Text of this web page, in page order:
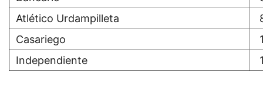
Atlético Urdampilleta
Casariego
Independiente